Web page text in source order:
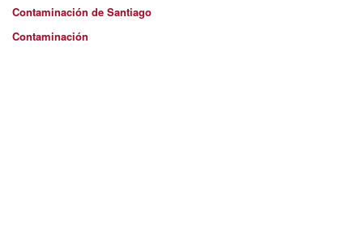
Contaminación de Santiago
Contaminación